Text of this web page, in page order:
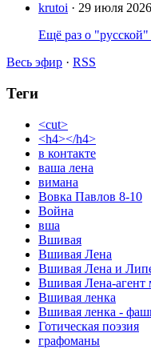
krutoi · 29 июля
Ещё раз о
Весь эфир · RSS
Теги
<cut>
<h4></h4>
в контакте
ваша лена
вимана
Вовка Павлов 8-10
Война
вша
Вшивая
Вшивая Лена
Вшивая Лена и
Вшивая Лена-агент
Вшивая ленка
Вшивая ленка -
Готическая поэзия
графоманы